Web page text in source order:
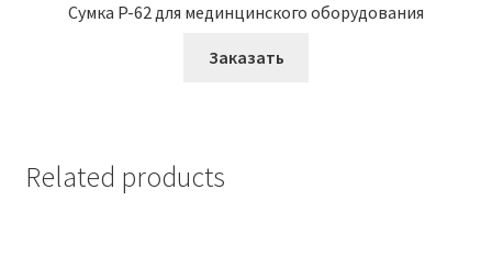
Сумка P-62 для мединцинского оборудования
Заказать
Related products